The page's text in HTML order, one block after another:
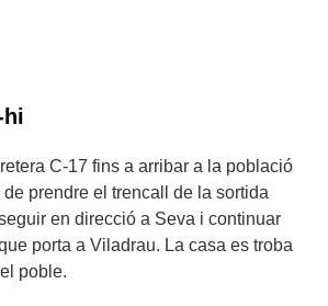
hi
C-17 fins a arribar a la població
de prendre el trencall de la sortida
en direcció a Seva i continuar
porta a Viladrau. La casa es troba
poble.